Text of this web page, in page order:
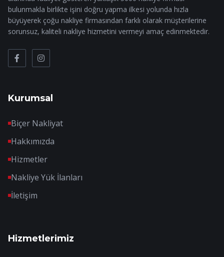
bulunmakla birlikte işini doğru yapma ilkesi yolunda hızla
büyüyerek çoğu nakliye firmasından farklı olarak müşterilerine
sorunsuz, kaliteli nakliye hizmetini vermeyi amaç edinmektedir.
Kurumsal
Biçer Nakliyat
Hakkımızda
Hizmetler
Nakliye Yük İlanları
İletişim
Hizmetlerimiz